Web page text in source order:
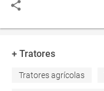
+ Tratores
Tratores agrícolas